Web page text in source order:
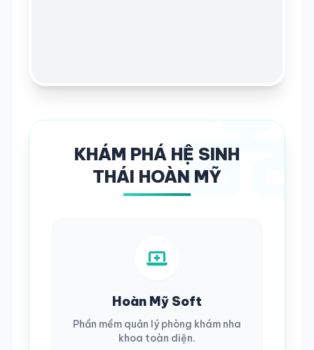
KHÁM PHÁ HỆ SINH
THÁI HOÀN MỸ
Hoàn Mỹ Soft
Phần mềm quản lý phòng khám nha
khoa toàn diện.